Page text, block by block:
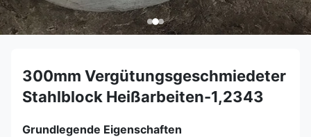
300mm Vergütungsgeschmiedeter
Stahlblock Heißarbeiten-1,2343
Grundlegende Eigenschaften